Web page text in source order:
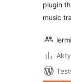
plugin
music